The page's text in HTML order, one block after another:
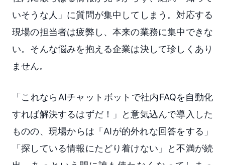
いそうな人」に質問が集中してしまう。対応する
現場の担当者は疲弊し、本来の業務に集中できな
い。そんな悩みを抱える企業は決して珍しくあり
ません。
「これならAIチャットボットで社内FAQを自動化
すれば解決するはずだ！」と意気込んで導入した
ものの、現場からは「AIが的外れな回答をする」
「探している情報にたどり着けない」と不満が続